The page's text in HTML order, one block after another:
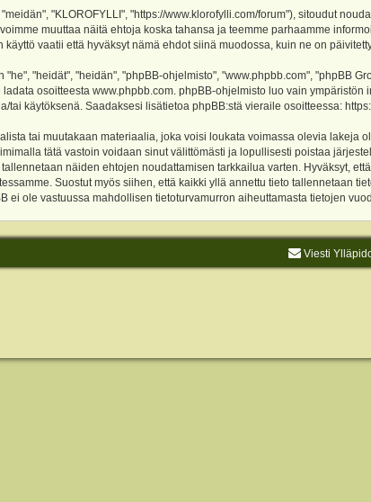
"KLOROFYLLI", "https://www.klorofylli.com/forum"), sitoudut
muuttaa näitä ehtoja koska tahansa ja teemme parhaamme
vaatii että hyväksyt nämä ehdot siinä muodossa, kuin ne on
"heidät", "heidän", "phpBB-ohjelmisto", "www.phpbb.com", "phpBB
osoitteesta www.phpbb.com. phpBB-ohjelmisto luo vain ympäristön
käytöksenä. Saadaksesi lisätietoa phpBB:stä vieraile osoitteessa:
tai muutakaan materiaalia, joka voisi loukata voimassa olevia lakeja
tätä vastoin voidaan sinut välittömästi ja lopullisesti poistaa
näiden ehtojen noudattamisen tarkkailua varten. Hyväksyt,
Suostut myös siihen, että kaikki yllä annettu tieto tallennetaan
ei ole vastuussa mahdollisen tietoturvamurron aiheuttamasta tietojen
Viesti